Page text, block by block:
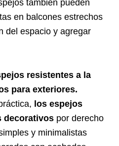
también pueden
en balcones estrechos
del espacio y agregar
resistentes a la
para exteriores.
los espejos
decorativos por derecho
y minimalistas